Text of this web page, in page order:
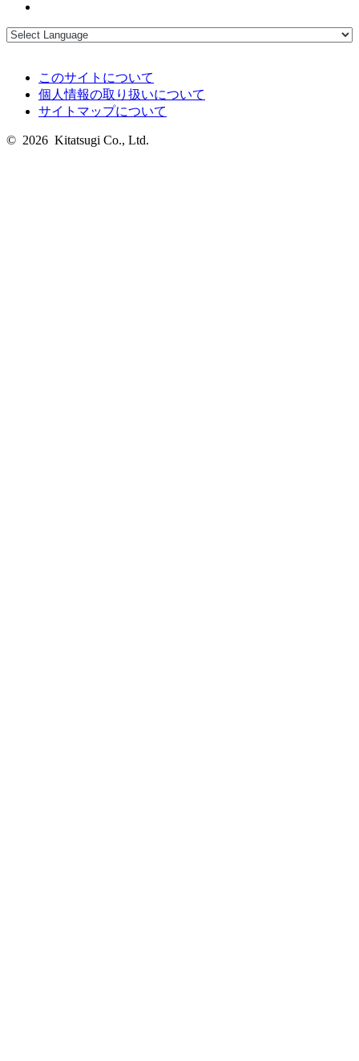
このサイトについて
個人情報の取り扱いについて
サイトマップについて
© 2026 Kitatsugi Co., Ltd.